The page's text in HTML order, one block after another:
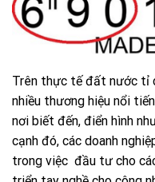
Trên thực tế đất nước tỉ
nhiều thương hiệu nổi
nơi biết đến, điển hình
cạnh đó, các doanh
trong việc đầu tư cho